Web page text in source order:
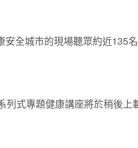
全城市的現場聽眾約近
列式專題健康講座將於稍後